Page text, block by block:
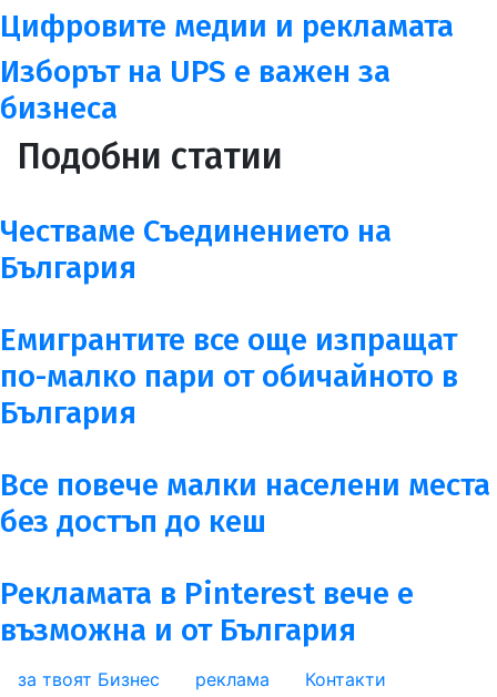
Цифровите медии и рекламата
Изборът на UPS е важен за
бизнеса
Подобни статии
Честваме Съединението на
България
Емигрантите все още изпращат
по-малко пари от обичайното в
България
Все повече малки населени места
без достъп до кеш
Рекламата в Pinterest вече е
възможна и от България
за твоят Бизнес реклама Контакти